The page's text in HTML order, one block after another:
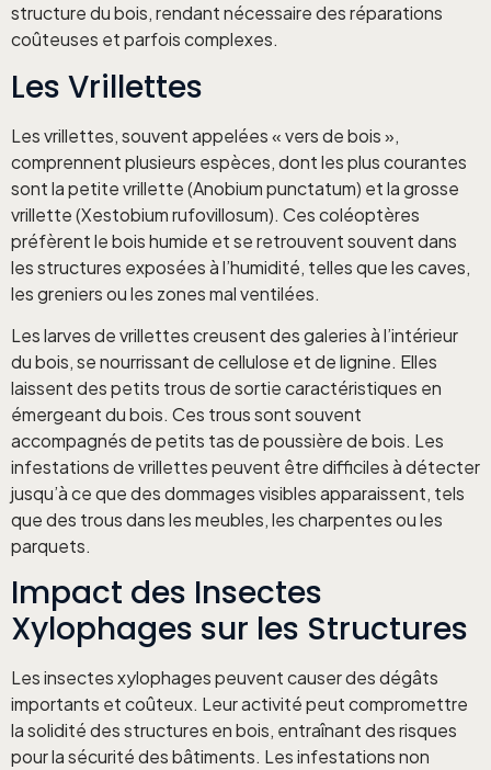
structure du bois, rendant nécessaire des réparations
coûteuses et parfois complexes.
Les Vrillettes
Les vrillettes, souvent appelées « vers de bois »,
comprennent plusieurs espèces, dont les plus courantes
sont la petite vrillette (Anobium punctatum) et la grosse
vrillette (Xestobium rufovillosum). Ces coléoptères
préfèrent le bois humide et se retrouvent souvent dans
les structures exposées à l’humidité, telles que les caves,
les greniers ou les zones mal ventilées.
Les larves de vrillettes creusent des galeries à l’intérieur
du bois, se nourrissant de cellulose et de lignine. Elles
laissent des petits trous de sortie caractéristiques en
émergeant du bois. Ces trous sont souvent
accompagnés de petits tas de poussière de bois. Les
infestations de vrillettes peuvent être difficiles à détecter
jusqu’à ce que des dommages visibles apparaissent, tels
que des trous dans les meubles, les charpentes ou les
parquets.
Impact des Insectes
Xylophages sur les Structures
Les insectes xylophages peuvent causer des dégâts
importants et coûteux. Leur activité peut compromettre
la solidité des structures en bois, entraînant des risques
pour la sécurité des bâtiments. Les infestations non